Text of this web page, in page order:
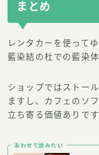
まとめ
レンタカーを使って
藍染結の杜での藍染
ショップではストー
ますし、カフェのソ
立ち寄る価値ありです
あわせて読みたい